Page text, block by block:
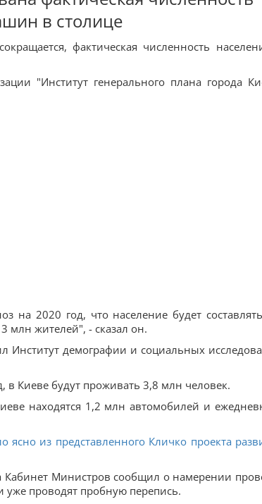
в столице
фактическая численность
"Институт генерального плана города
на 2020 год, что население будет
млн жителей", - сказал он.
Институт демографии и социальных
в Киеве будут проживать 3,8 млн человек.
находятся 1,2 млн автомобилей и
ясно из представленного Кличко проекта
Кабинет Министров сообщил о намерении
уже проводят пробную перепись.